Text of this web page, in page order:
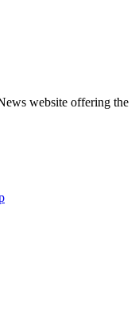
website offering the